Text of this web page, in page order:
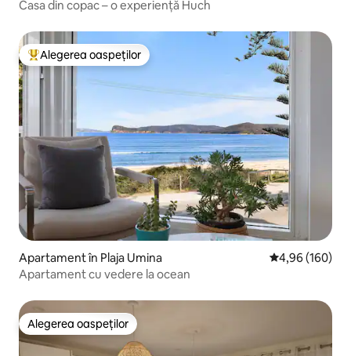
Casa din copac – o experiență Huch
Locuință din topul categoriei Alegerea oaspeților
Alegerea oaspeților
Apartament în Plaja Umina Scor mediu de
4,96 (160)
Apartament cu vedere la ocean
Alegerea oaspeților
Alegerea oaspeților